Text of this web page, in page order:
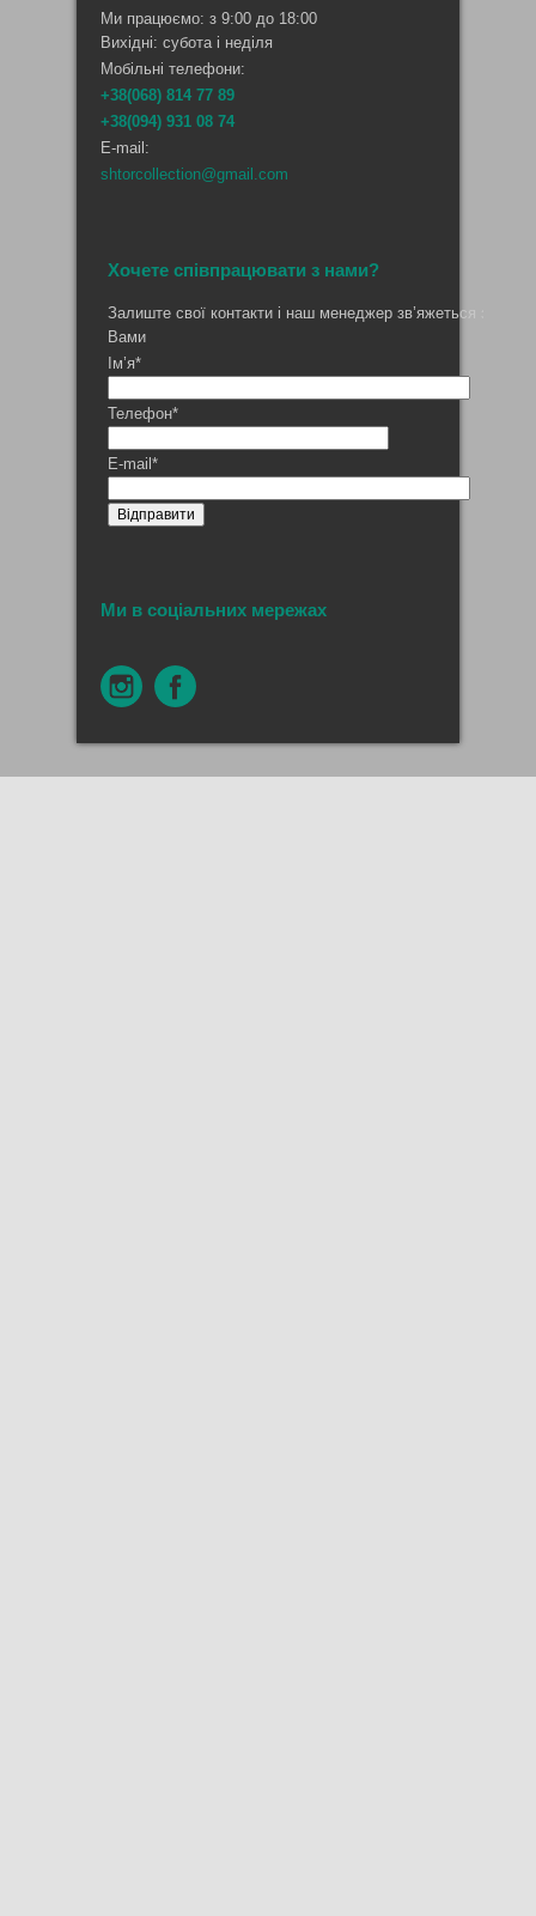
Ми працюємо: з 9:00 до 18:00
Вихідні: субота і неділя
Мобільні телефони:
+38(068) 814 77 89
+38(094) 931 08 74
E-mail:
shtorcollection@gmail.com
Хочете співпрацювати з нами?
Залиште свої контакти і наш менеджер зв’яжеться з
Вами
Ім’я*
Телефон*
E-mail*
Ми в соціальних мережах